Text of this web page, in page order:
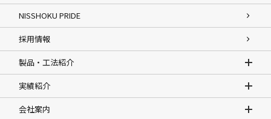
NISSHOKU PRIDE
採用情報
製品・工法紹介
実績紹介
会社案内